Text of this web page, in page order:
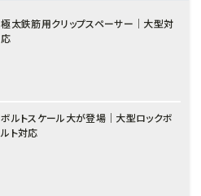
極太鉄筋用クリップスペーサー｜大型対
応
ボルトスケール大が登場｜大型ロックボ
ルト対応